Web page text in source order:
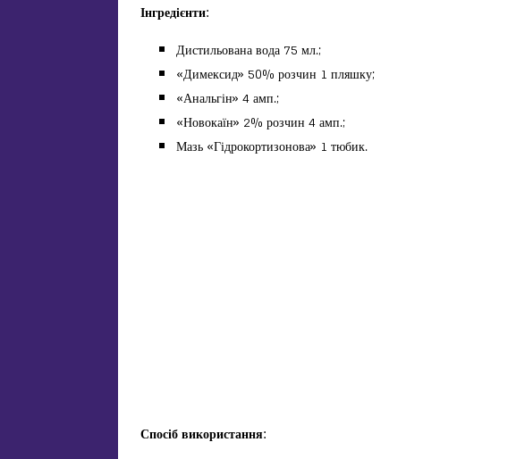
Інгредієнти:
Дистильована вода 75 мл.;
«Димексид» 50% розчин 1 пляшку;
«Анальгін» 4 амп.;
«Новокаїн» 2% розчин 4 амп.;
Мазь «Гідрокортизонова» 1 тюбик.
Спосіб використання: